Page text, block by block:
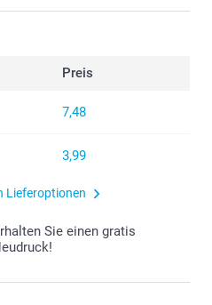
Preis
7,48
3,99
Lieferoptionen
Sie einen gratis